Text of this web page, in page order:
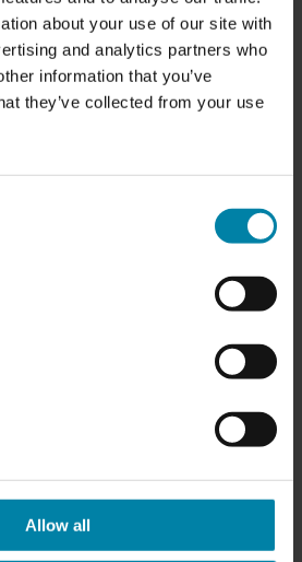
about your use of our site with
and analytics partners who
information that you’ve
they’ve collected from your use
Allow all
af bilen og øge dens
reparation af et hul i et lædersæde
for at styrke materialet, så det
fikset så hurtigt som muligt.
hvis du ved et uheld kommer
en taske eller lignende.